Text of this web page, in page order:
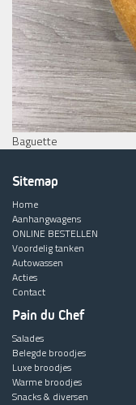
Baguette
Sitemap
Home
Aanhangwagens
ONLINE BESTELLEN
Voordelig tanken
Autowassen
Acties
Contact
Pain du Chef
Salades
Belegde broodjes
Luxe broodjes
Warme broodjes
Snacks & diversen